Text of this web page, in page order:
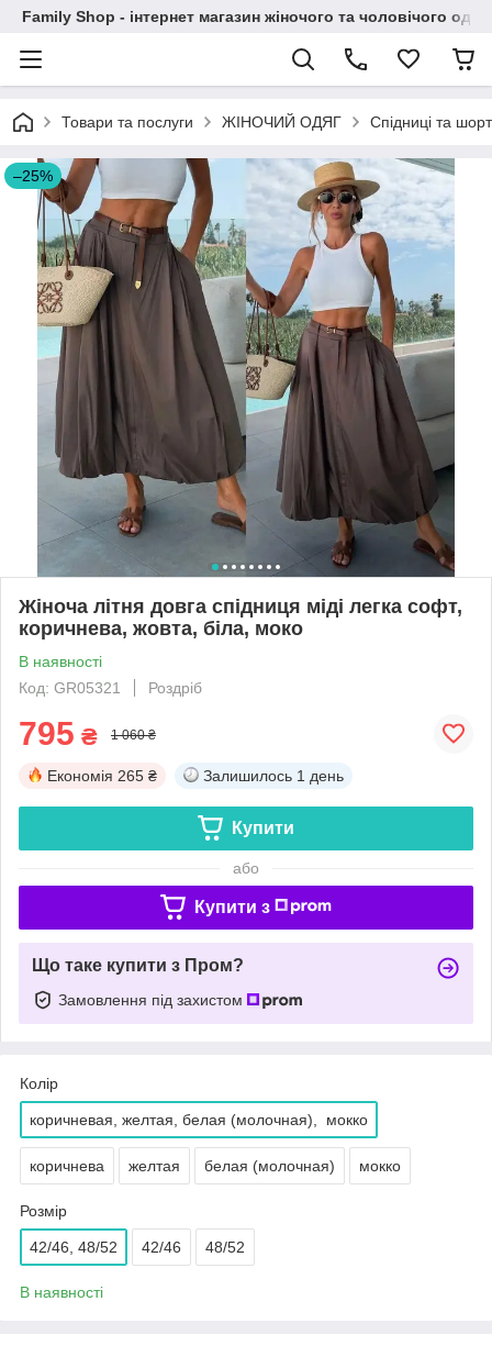
Family Shop - інтернет магазин жіночого та чоловічого
Товари та послуги ЖІНОЧИЙ ОДЯГ Спідницi та
–25%
Жіноча літня довга спідниця міді легка софт,
коричнева, жовта, біла, моко
В наявності
Код: GR05321
Роздріб
795 ₴ 1 060 ₴
Економія 265 ₴ Залишилось 1 день
Купити
або
Купити з
Що таке купити з Пром?
Замовлення під захистом
Колір
коричневая, желтая, белая (молочная), мокко
коричнева желтая белая (молочная) мокко
Розмір
42/46, 48/52 42/46 48/52
В наявності